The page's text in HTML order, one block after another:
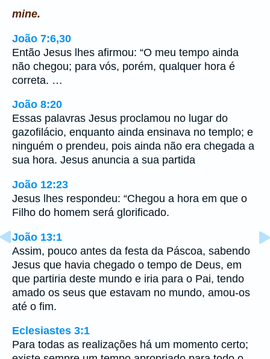
mine.
João 7:6,30
Então Jesus lhes afirmou: “O meu tempo ainda
não chegou; para vós, porém, qualquer hora é
correta. …
João 8:20
Essas palavras Jesus proclamou no lugar do
gazofilácio, enquanto ainda ensinava no templo; e
ninguém o prendeu, pois ainda não era chegada a
sua hora. Jesus anuncia a sua partida
João 12:23
Jesus lhes respondeu: “Chegou a hora em que o
Filho do homem será glorificado.
João 13:1
Assim, pouco antes da festa da Páscoa, sabendo
Jesus que havia chegado o tempo de Deus, em
que partiria deste mundo e iria para o Pai, tendo
amado os seus que estavam no mundo, amou-os
até o fim.
Eclesiastes 3:1
Para todas as realizações há um momento certo;